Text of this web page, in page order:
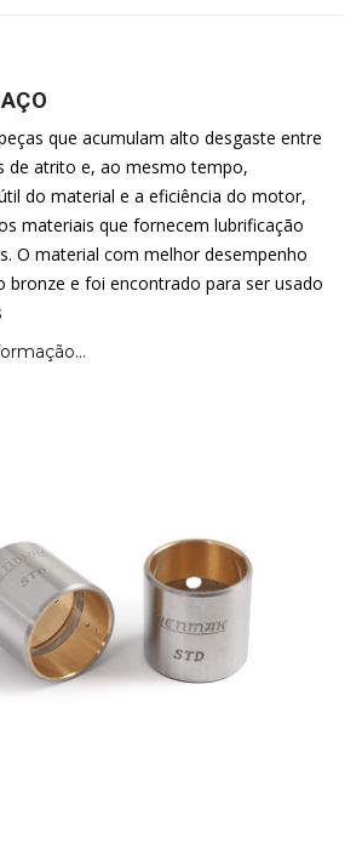
que acumulam alto desgaste entre
de atrito e, ao mesmo tempo,
do material e a eficiência do motor,
materiais que fornecem lubrificação
O material com melhor desempenho
bronze e foi encontrado para ser usado